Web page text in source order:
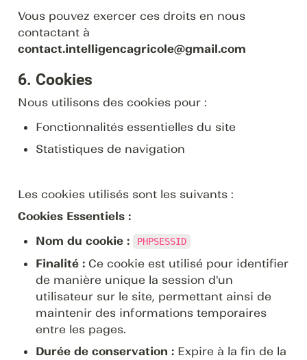
Vous pouvez exercer ces droits en nous
contact.intelligencagricole@gmail.com
6. Cookies
Nous utilisons des cookies pour :
Fonctionnalités essentielles du site
Statistiques de navigation
Les cookies utilisés sont les suivants :
Cookies Essentiels :
Nom du cookie :
PHPSESSID
Finalité : Ce cookie est utilisé pour identifier
de manière unique la session d'un
utilisateur sur le site, permettant ainsi de
maintenir des informations temporaires
entre les pages.
Durée de conservation : Expire à la fin de la